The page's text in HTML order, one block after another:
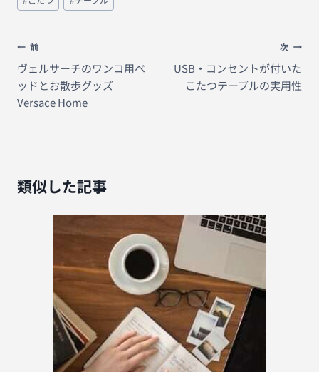
稿
グ:
投
稿
ナ
ビ
シ
前
ヴェルサーチのワンコ用ベ
ッドとお散歩グッズ
Versace Home
次
USB・コンセントが付いた
こたつテーブルの実用性
類似した記事